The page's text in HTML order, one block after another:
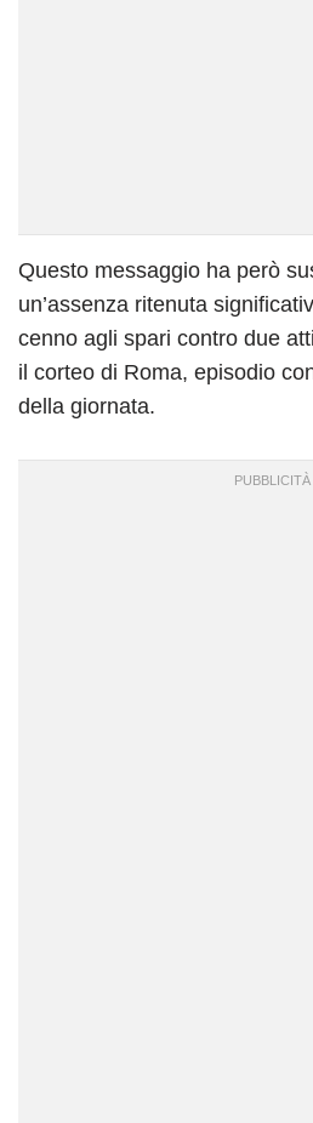
Questo messaggio ha però
un’assenza ritenuta
cenno agli spari contro due
il corteo di Roma, episodio
della giornata.